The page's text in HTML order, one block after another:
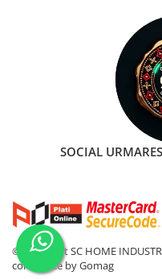
SOCIAL
©Copyright SC HOME
commerce by Gomag